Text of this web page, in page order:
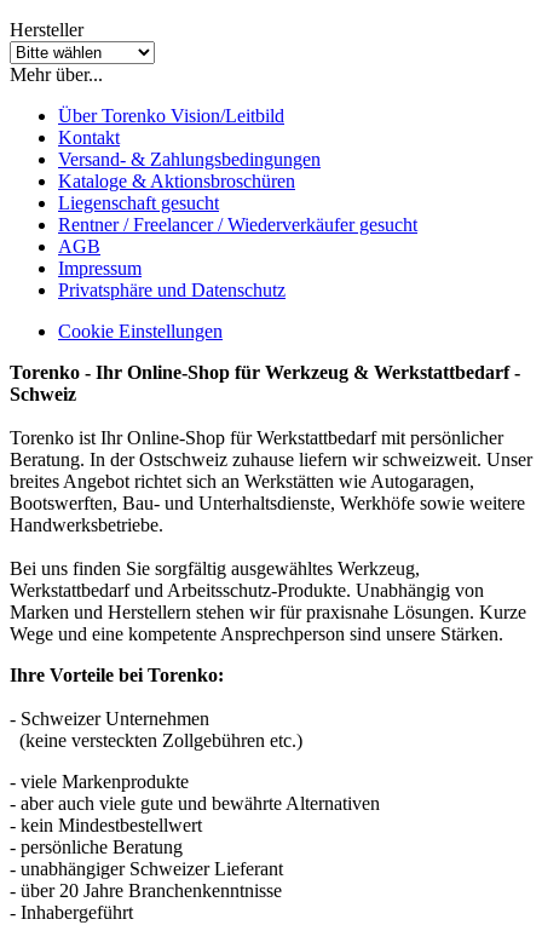
Hersteller
Mehr über...
Über Torenko Vision/Leitbild
Kontakt
Versand- & Zahlungsbedingungen
Kataloge & Aktionsbroschüren
Liegenschaft gesucht
Rentner / Freelancer / Wiederverkäufer gesucht
AGB
Impressum
Privatsphäre und Datenschutz
Cookie Einstellungen
Torenko - Ihr Online-Shop für Werkzeug & Werkstattbedarf -
Schweiz
Torenko ist Ihr Online-Shop für Werkstattbedarf mit persönlicher
Beratung. In der Ostschweiz zuhause liefern wir schweizweit. Unser
breites Angebot richtet sich an Werkstätten wie Autogaragen,
Bootswerften, Bau- und Unterhaltsdienste, Werkhöfe sowie weitere
Handwerksbetriebe.
Bei uns finden Sie sorgfältig ausgewähltes Werkzeug,
Werkstattbedarf und Arbeitsschutz-Produkte. Unabhängig von
Marken und Herstellern stehen wir für praxisnahe Lösungen. Kurze
Wege und eine kompetente Ansprechperson sind unsere Stärken.
Ihre Vorteile bei Torenko:
- Schweizer Unternehmen
(keine versteckten Zollgebühren etc.)
- viele Markenprodukte
- aber auch viele gute und bewährte Alternativen
- kein Mindestbestellwert
- persönliche Beratung
- unabhängiger Schweizer Lieferant
- über 20 Jahre Branchenkenntnisse
- Inhabergeführt